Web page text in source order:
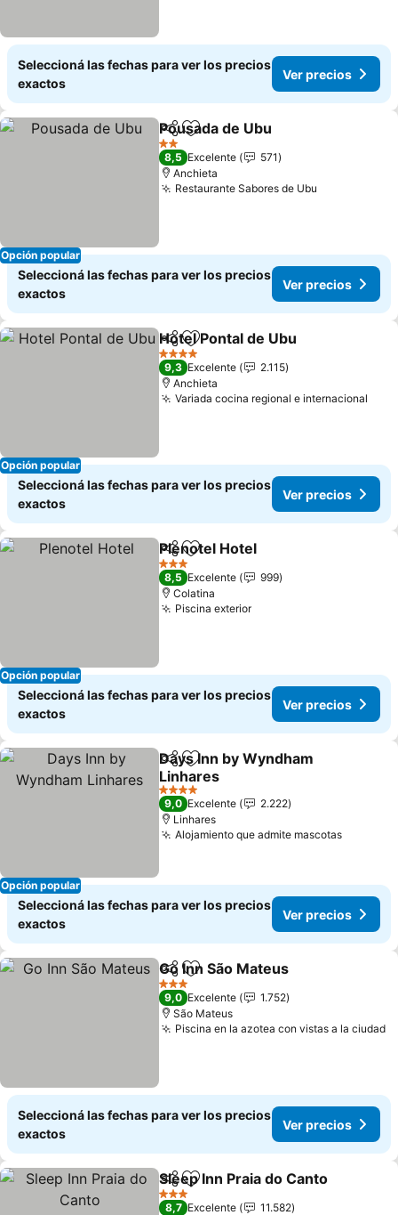
Seleccioná las fechas para ver los precios
exactos
Ver precios
Opción popular
CompartirAñadir a favoritos
Pousada de Ubu
2 Estrellas
8,5 Excelente
571
Anchieta
Restaurante Sabores de Ubu
Seleccioná las fechas para ver los precios
exactos
Ver precios
Opción popular
CompartirAñadir a favoritos
Hotel Pontal de Ubu
4 Estrellas
9,3 Excelente
2.115
Anchieta
Variada cocina regional e internacional
Seleccioná las fechas para ver los precios
exactos
Ver precios
Opción popular
CompartirAñadir a favoritos
Plenotel Hotel
3 Estrellas
8,5 Excelente
999
Colatina
Piscina exteriorVer precios
Seleccioná las fechas para ver los precios
exactos
Ver precios
Opción popular
CompartirAñadir a favoritos
Days Inn by Wyndham
Linhares
Ver precios
4 Estrellas
9,0 Excelente
2.222
Linhares
Alojamiento que admite mascotasVer
Seleccioná las fechas para ver los precios
exactos
Ver precios
CompartirAñadir a favoritos
Go Inn São Mateus
3 Estrellas
9,0 Excelente
1.752
São Mateus
Piscina en la azotea con vistas a la ciudad
Seleccioná las fechas para ver los precios
exactos
Ver precios
CompartirAñadir a favoritos
Sleep Inn Praia do Canto
3 Estrellas
8,7 Excelente
11.582